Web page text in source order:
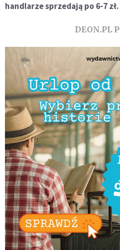
handlarze sprzedają po 6-7 zł.
DEON.PL